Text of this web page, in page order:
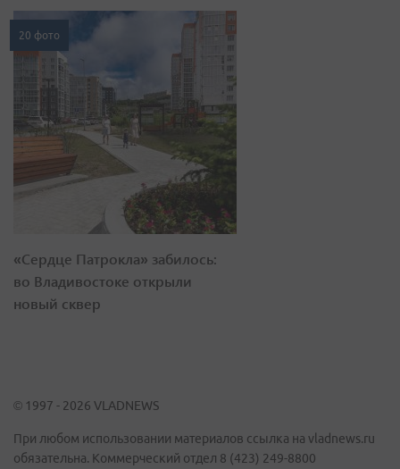
20 фото
«Сердце Патрокла» забилось:
во Владивостоке открыли
новый сквер
© 1997 - 2026 VLADNEWS
При любом использовании материалов ссылка на vladnews.ru
обязательна. Коммерческий отдел 8 (423) 249-8800